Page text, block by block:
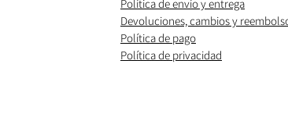
Política de envío y entrega
Devoluciones, cambios y
Política de pago
Política de privacidad